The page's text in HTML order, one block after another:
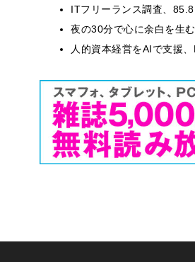
ITフリーランス調査、
夜の30分で心に余白を生
人的資本経営をAIで支援